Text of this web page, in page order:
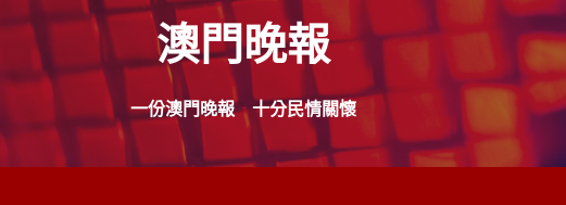
澳門晚報
一份澳門晚報 十分民情關懷